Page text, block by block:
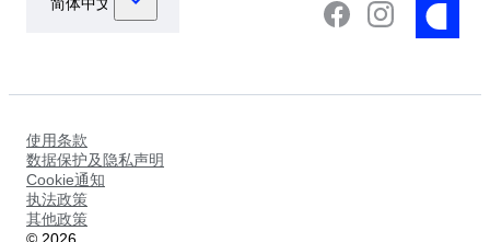
使用条款
数据保护及隐私声明
Cookie通知
执法政策
其他政策